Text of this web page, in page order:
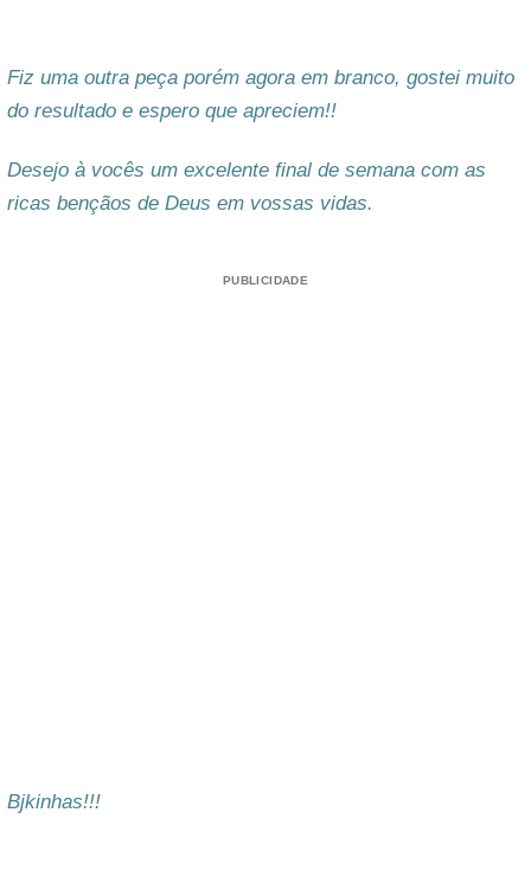
Fiz uma outra peça porém agora em branco, gostei muito
do resultado e espero que apreciem!!
Desejo à vocês um excelente final de semana com as
ricas bençãos de Deus em vossas vidas.
PUBLICIDADE
Bjkinhas!!!